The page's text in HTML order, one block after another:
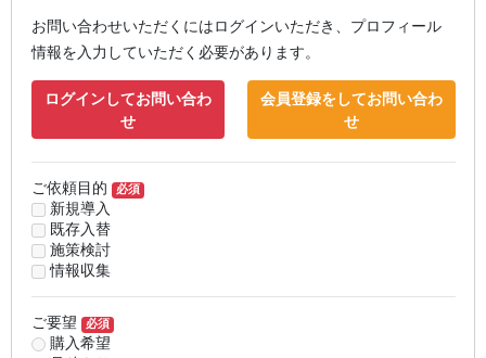
お問い合わせいただくにはログインいただき、プロフィール
情報を入力していただく必要があります。
ログインしてお問い合わ
せ
会員登録をしてお問い合わ
せ
ご依頼目的 必須
新規導入
既存入替
施策検討
情報収集
ご要望 必須
購入希望